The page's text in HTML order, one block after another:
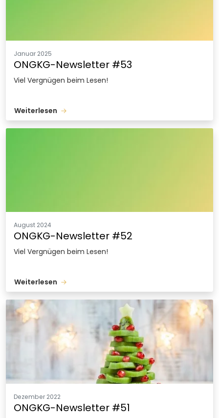
Januar 2025
ONGKG-Newsletter #53
Viel Vergnügen beim Lesen!
Weiterlesen
August 2024
ONGKG-Newsletter #52
Viel Vergnügen beim Lesen!
Weiterlesen
Dezember 2022
ONGKG-Newsletter #51